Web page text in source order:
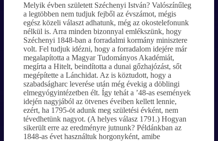
Melyik évben született Széchenyi István? Valószínűleg
a legtöbben nem tudjuk fejből az évszámot, mégis
egész közeli választ adhatunk, még az okostelefonunk
nélkül is. Arra minden bizonnyal emlékszünk, hogy
Széchenyi 1848-ban a forradalmi kormány minisztere
volt. Fel tudjuk idézni, hogy a forradalom idejére már
megalapította a Magyar Tudományos Akadémiát,
megírta a Hitelt, beindította a dunai gőzhajózást, sőt
megépítette a Lánchidat. Az is köztudott, hogy a
szabadságharc leverése után még évekig a döblingi
elmegyógyintézetben élt. Így tehát a ’48-as események
idején nagyjából az ötvenes éveiben kellett lennie,
ezért, ha 1795-öt adunk meg születési évként, nem
tévedhetünk nagyot. (A helyes válasz 1791.) Hogyan
sikerült erre az eredményre jutnunk? Példánkban az
1848-as évet használtuk horgonyként, amibe